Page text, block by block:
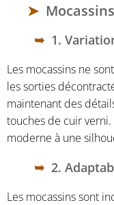
Mocassins
1.
Les mocassins ne
les sorties
maintenant des
touches de cuir
moderne à une
2.
Les mocassins sont